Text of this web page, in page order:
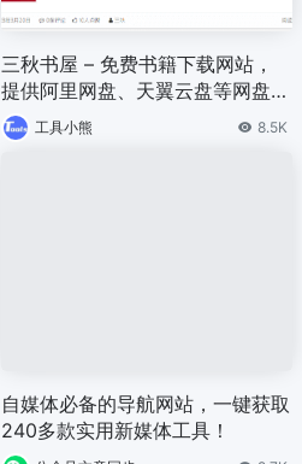
三秋书屋 – 免费书籍下载网站，
提供阿里网盘、天翼云盘等网盘链
接
工具小熊 8.5K
自媒体必备的导航网站，一键获取
240多款实用新媒体工具！